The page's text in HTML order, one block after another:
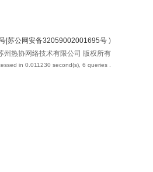
|苏公网安备32059002001695号 )
热协网络技术有限公司 版权所有
in 0.011230 second(s), 6 queries .